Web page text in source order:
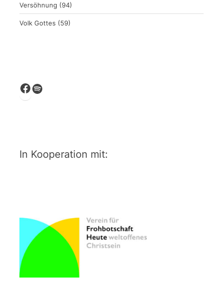
Versöhnung (94)
Volk Gottes (59)
Facebook
Spotify
In Kooperation mit: